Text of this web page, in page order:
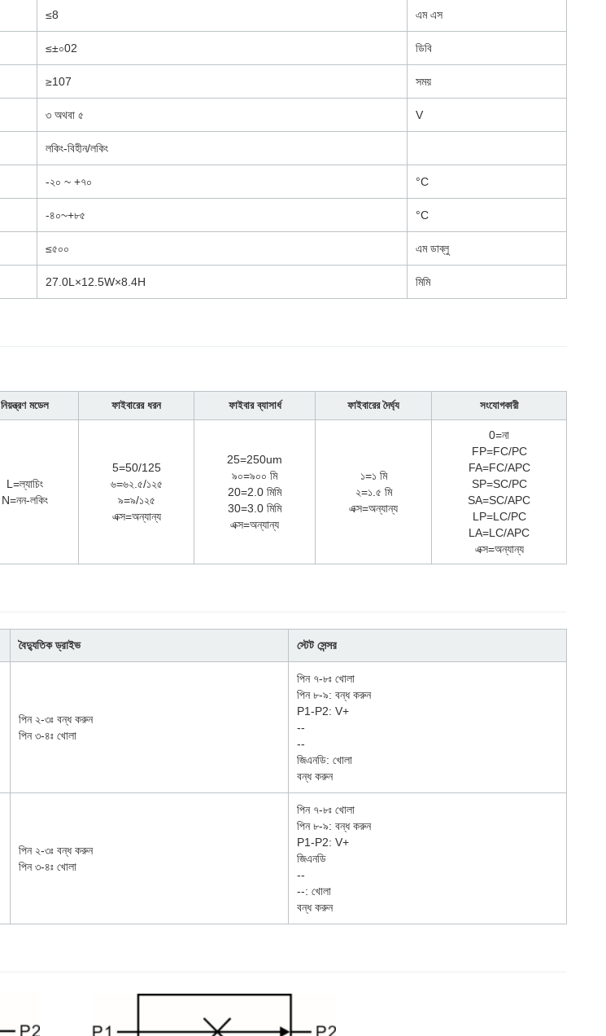
≤8 এম এস
≤±০02 ডিবি
≥107 সময়
৩ অথবা ৫ V
লকিং-বিহীন/লকিং
-২০ ~ +৭০ °C
-৪০~+৮৫ °C
≤৫০০ এম ডাব্লু
27.0L×12.5W×8.4H মিমি
নিয়ন্ত্রণ মডেল ফাইবারের ধরন ফাইবার ব্যাসার্ধ ফাইবারের দৈর্ঘ্য সংযোগকারী
L=ল্যাচিং
N=নন-লকিং
5=50/125
৬=৬২.৫/১২৫
৯=৯/১২৫
এক্স=অন্যান্য
25=250um
৯০=৯০০ মি
20=2.0 মিমি
30=3.0 মিমি
এক্স=অন্যান্য
১=১ মি
২=১.৫ মি
এক্স=অন্যান্য
0=না
FP=FC/PC
FA=FC/APC
SP=SC/PC
SA=SC/APC
LP=LC/PC
LA=LC/APC
এক্স=অন্যান্য
বৈদ্যুতিক ড্রাইভ স্টেট সেন্সর
পিন ২-৩ঃ বন্ধ করুন
পিন ৩-৪ঃ খোলা
পিন ৭-৮ঃ খোলা
পিন ৮-৯: বন্ধ করুন
P1-P2: V+
--
--
জিএনডি: খোলা
বন্ধ করুন
পিন ২-৩ঃ বন্ধ করুন
পিন ৩-৪ঃ খোলা
পিন ৭-৮ঃ খোলা
পিন ৮-৯: বন্ধ করুন
P1-P2: V+
জিএনডি
--
--: খোলা
বন্ধ করুন